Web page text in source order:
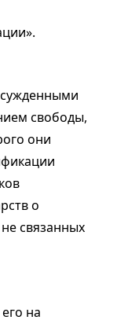
свободы,
они
о
связанных
на